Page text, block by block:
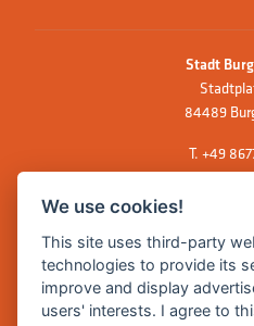
Stadt
84489
T. +49
E Mail:
Zentrale Webseite
We use cookies!
This site uses third-party
technologies to provide its
improve and display
users' interests. I agree to